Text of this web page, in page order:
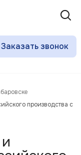
Заказать звонок
производства с